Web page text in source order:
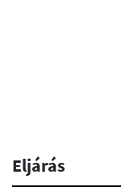
Eljárás